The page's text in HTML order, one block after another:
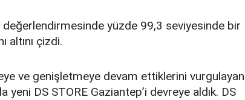
değerlendirmesinde yüzde 99,3 seviyesinde bir
altını çizdi.
ve genişletmeye devam ettiklerini vurgulayan
yeni DS STORE Gaziantep’i devreye aldık. DS